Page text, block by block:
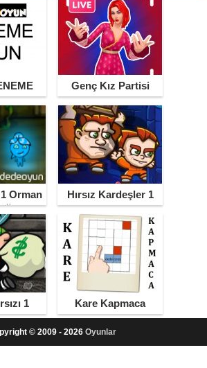
Genç Kız Partisi
Orman
Hırsız Kardeşler 1
1 Kare Kapmaca
© 2009 - 2026 Oyunlar